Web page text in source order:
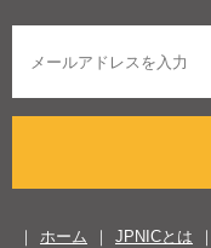
ホーム JPNICとは